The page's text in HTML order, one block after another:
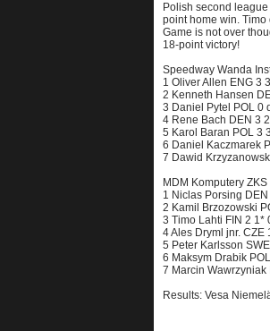
Polish second
point home win.
Game is not over
18-point victory!
Speedway Wanda
1 Oliver Allen ENG 3
2 Kenneth Hansen
3 Daniel Pytel POL 0
4 Rene Bach DEN 3
5 Karol Baran POL 3
6 Daniel Kaczmarek
7 Dawid
MDM Komputery
1 Niclas Porsing
2 Kamil Brzozowski
3 Timo Lahti FIN 2 1*
4 Ales Dryml jnr. CZE
5 Peter Karlsson
6 Maksym Drabik
7 Marcin Wawrzyniak
Results: Vesa